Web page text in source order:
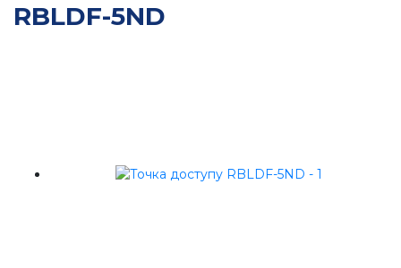
RBLDF-5ND